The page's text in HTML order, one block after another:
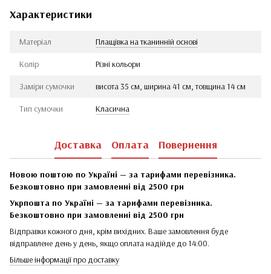
Характеристики
Матеріал Плащівка на тканинній основі
Колір Різні кольори
Заміри сумочки висота 35 см, ширина 41 см, товщина 14 см
Тип сумочки Класична
Доставка Оплата Повернення
Новою поштою по Україні — за тарифами перевізника.
Безкоштовно при замовленні від 2500 грн
Укрпошта по Україні — за тарифами перевізника.
Безкоштовно при замовленні від 2500 грн
Відправки кожного дня, крім вихідних. Ваше замовлення буде
відправлене день у день, якщо оплата надійде до 14:00.
Більше інформації про доставку